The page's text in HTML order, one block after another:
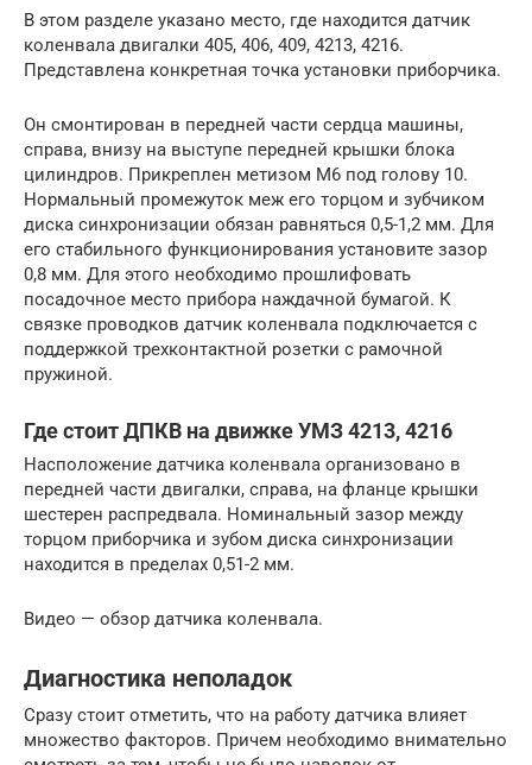
В этом разделе указано место, где находится датчик
коленвала двигалки 405, 406, 409, 4213, 4216.
Представлена конкретная точка установки приборчика.
Он смонтирован в передней части сердца машины,
справа, внизу на выступе передней крышки блока
цилиндров. Прикреплен метизом М6 под голову 10.
Нормальный промежуток меж его торцом и зубчиком
диска синхронизации обязан равняться 0,5-1,2 мм. Для
его стабильного функционирования установите зазор
0,8 мм. Для этого необходимо прошлифовать
посадочное место прибора наждачной бумагой. К
связке проводков датчик коленвала подключается с
поддержкой трехконтактной розетки с рамочной
пружиной.
Где стоит ДПКВ на движке УМЗ 4213, 4216
Hасположение датчика коленвала организовано в
передней части двигалки, справа, на фланце крышки
шестерен распредвала. Номинальный зазор между
торцом приборчика и зубом диска синхронизации
находится в пределах 0,51-2 мм.
Видео — обзор датчика коленвала.
Диагностика неполадок
Сразу стоит отметить, что на работу датчика влияет
множество факторов. Причем необходимо внимательно